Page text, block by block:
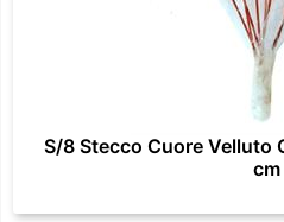
S/8 Stecco Cuore Velluto
cm